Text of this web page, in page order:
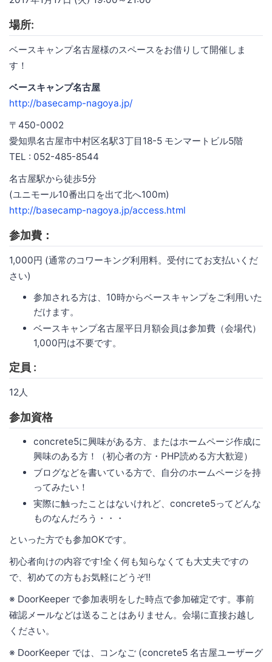
場所:
ベースキャンプ名古屋様のスペースをお借りして開催しま
す！
ベースキャンプ名古屋
http://basecamp-nagoya.jp/
〒450-0002
愛知県名古屋市中村区名駅3丁目18-5 モンマートビル5階
TEL : 052-485-8544
名古屋駅から徒歩5分
(ユニモール10番出口を出て北へ100m)
http://basecamp-nagoya.jp/access.html
参加費：
1,000円 (通常のコワーキング利用料。受付にてお支払いくだ
さい)
参加される方は、10時からベースキャンプをご利用いた
だけます。
ベースキャンプ名古屋平日月額会員は参加費（会場代）
1,000円は不要です。
定員 :
12人
参加資格
concrete5に興味がある方、またはホームページ作成に
興味のある方！（初心者の方・PHP読める方大歓迎）
ブログなどを書いている方で、自分のホームページを持
ってみたい！
実際に触ったことはないけれど、concrete5ってどんな
ものなんだろう・・・
といった方でも参加OKです。
初心者向けの内容です!全く何も知らなくても大丈夫ですの
で、初めての方もお気軽にどうぞ!!
※ DoorKeeper で参加表明をした時点で参加確定です。事前
確認メールなどは送ることはありません。会場に直接お越し
ください。
※ DoorKeeper では、コンなご (concrete5 名古屋ユーザーグ